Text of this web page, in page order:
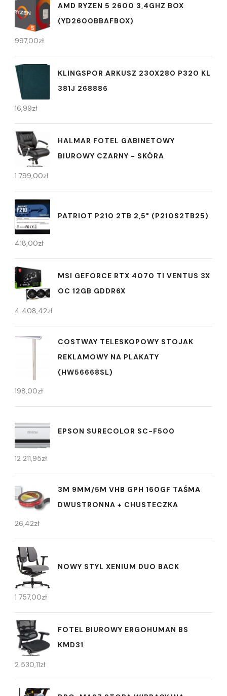
AMD RYZEN 5 2600 3,4GHZ BOX
(YD2600BBAFBOX)
997,00zł
KLINGSPOR ARKUSZ 230X280 P320 KL
381J 268886
16,99zł
HALMAR FOTEL GABINETOWY
BIUROWY CZARNY - SKÓRA
1 799,00zł
PATRIOT P210 2TB 2,5" (P210S2TB25)
418,00zł
MSI GEFORCE RTX 4070 TI VENTUS 3X
OC 12GB GDDR6X
4 408,42zł
COSTWAY TELESKOPOWY STOJAK
REKLAMOWY NA PLAKATY
(HW56668SL)
198,00zł
EPSON SURECOLOR SC-F500
12 211,95zł
3M 9MM/5M VHB GPH 160GF TAŚMA
DWUSTRONNA + CHUSTECZKA
26,42zł
NOWY STYL XENIUM DUO BACK
1 757,00zł
FOTEL BIUROWY ERGOHUMAN BS
KMD31
2 530,11zł